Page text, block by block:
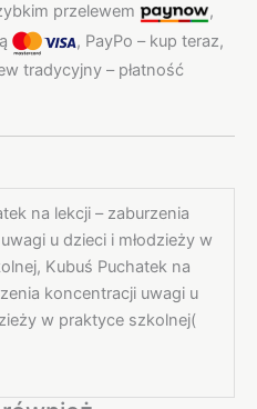
przelewem
,
, PayPo – kup teraz,
tradycyjny – płatność
na lekcji – zaburzenia
u dzieci i młodzieży w
Kubuś Puchatek na
koncentracji uwagi u
w praktyce szkolnej(